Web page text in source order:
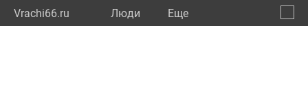
Vrachi66.ru Люди Eще